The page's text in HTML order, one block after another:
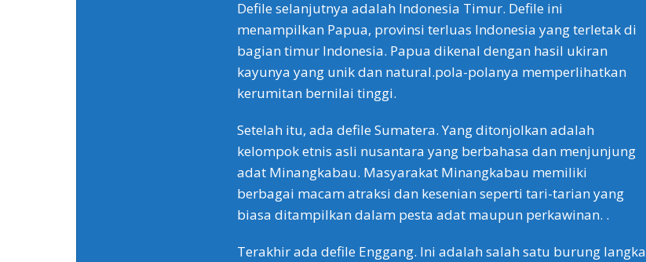
Defile selanjutnya adalah Indonesia Timur. Defile ini
menampilkan Papua, provinsi terluas Indonesia yang terletak di
bagian timur Indonesia. Papua dikenal dengan hasil ukiran
kayunya yang unik dan natural.pola-polanya memperlihatkan
kerumitan bernilai tinggi.
Setelah itu, ada defile Sumatera. Yang ditonjolkan adalah
kelompok etnis asli nusantara yang berbahasa dan menjunjung
adat Minangkabau. Masyarakat Minangkabau memiliki
berbagai macam atraksi dan kesenian seperti tari-tarian yang
biasa ditampilkan dalam pesta adat maupun perkawinan. .
Terakhir ada defile Enggang. Ini adalah salah satu burung langka